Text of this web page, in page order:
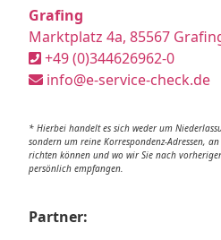
Grafing
Marktplatz 4a, 85567
+49 (0)344626962-0
info@e-service-check.de
* Hierbei handelt es sich weder um
sondern um reine Korrespondenz-Adressen,
richten können und wo wir Sie nach
persönlich empfangen.
Partner: